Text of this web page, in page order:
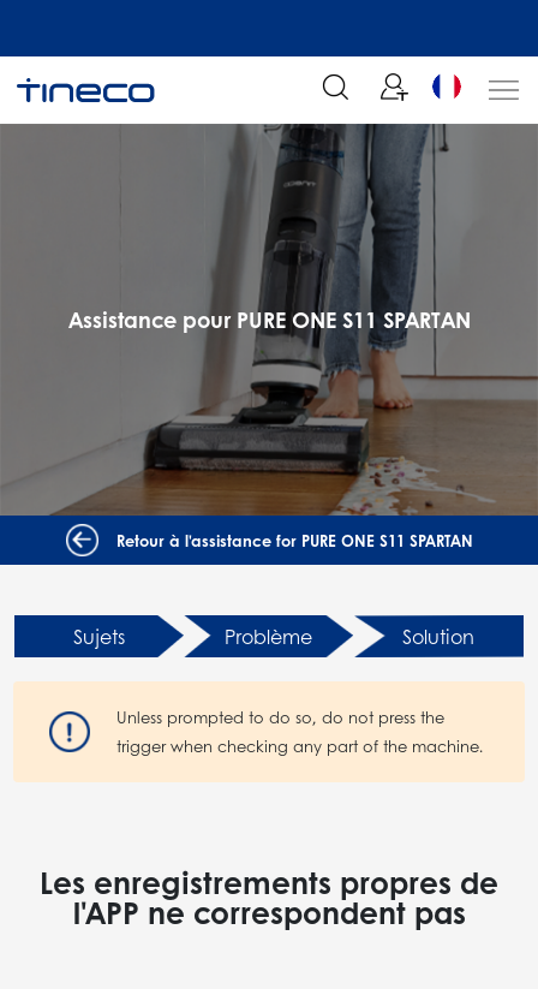
Rejoignez notre liste de diffusion et profitez de 5% de réduction sur votre
commande chez Tineco
Assistance pour PURE ONE S11 SPARTAN
Retour à l'assistance for PURE ONE S11 SPARTAN
Sujets Problème Solution
Unless prompted to do so, do not press the
trigger when checking any part of the machine.
Les enregistrements propres de
l'APP ne correspondent pas